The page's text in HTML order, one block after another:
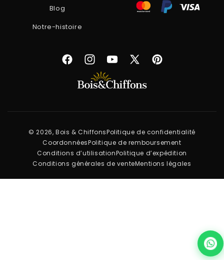
Blog
Notre-histoire
FacebookInstagramYouTube
X
Pinterest
© 2026, Bois & ChiffonsPolitique de confidentialité
CoordonnéesPolitique de remboursement
Conditions d’utilisationPolitique d’expédition
Conditions générales de venteMentions légales